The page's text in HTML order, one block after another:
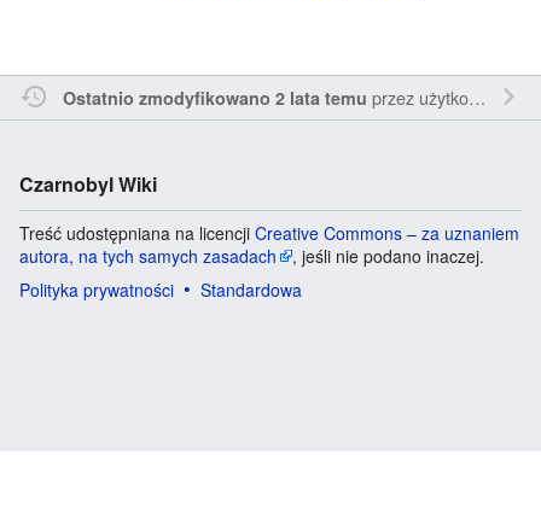
Ostatnio zmodyfikowano 2 lata temu przez użytkownika Penne22
Czarnobyl Wiki
Treść udostępniana na licencji Creative Commons – za uznaniem
autora, na tych samych zasadach
, jeśli nie podano inaczej.
Polityka prywatności
Standardowa